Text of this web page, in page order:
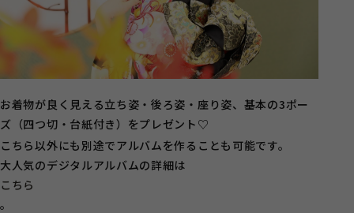
お着物が良く見える立ち姿・後ろ姿・座り姿、基本の3ポー
ズ（四つ切・台紙付き）をプレゼント♡
こちら以外にも別途でアルバムを作ることも可能です。
大人気のデジタルアルバムの詳細は
こちら
。